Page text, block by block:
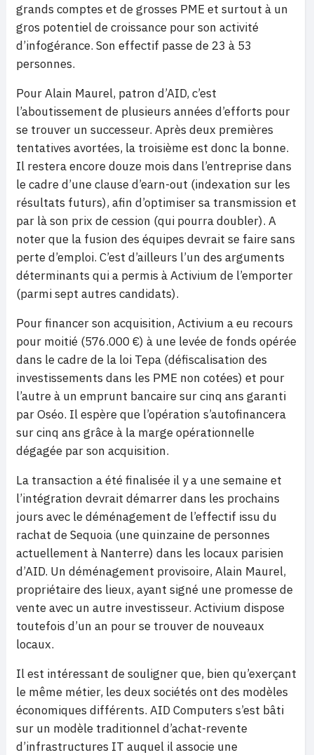
grands comptes et de grosses PME et surtout à un
gros potentiel de croissance pour son activité
d’infogérance. Son effectif passe de 23 à 53
personnes.
Pour Alain Maurel, patron d’AID, c’est
l’aboutissement de plusieurs années d’efforts pour
se trouver un successeur. Après deux premières
tentatives avortées, la troisième est donc la bonne.
Il restera encore douze mois dans l’entreprise dans
le cadre d’une clause d’earn-out (indexation sur les
résultats futurs), afin d’optimiser sa transmission et
par là son prix de cession (qui pourra doubler). A
noter que la fusion des équipes devrait se faire sans
perte d’emploi. C’est d’ailleurs l’un des arguments
déterminants qui a permis à Activium de l’emporter
(parmi sept autres candidats).
Pour financer son acquisition, Activium a eu recours
pour moitié (576.000 €) à une levée de fonds opérée
dans le cadre de la loi Tepa (défiscalisation des
investissements dans les PME non cotées) et pour
l’autre à un emprunt bancaire sur cinq ans garanti
par Oséo. Il espère que l’opération s’autofinancera
sur cinq ans grâce à la marge opérationnelle
dégagée par son acquisition.
La transaction a été finalisée il y a une semaine et
l’intégration devrait démarrer dans les prochains
jours avec le déménagement de l’effectif issu du
rachat de Sequoia (une quinzaine de personnes
actuellement à Nanterre) dans les locaux parisien
d’AID. Un déménagement provisoire, Alain Maurel,
propriétaire des lieux, ayant signé une promesse de
vente avec un autre investisseur. Activium dispose
toutefois d’un an pour se trouver de nouveaux
locaux.
Il est intéressant de souligner que, bien qu’exerçant
le même métier, les deux sociétés ont des modèles
économiques différents. AID Computers s’est bâti
sur un modèle traditionnel d’achat-revente
d’infrastructures IT auquel il associe une